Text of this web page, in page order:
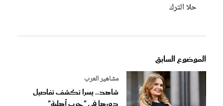
حلا الترك
الموضوع السابق
مشاهير العرب
شاهد.. يسرا تكشف تفاصيل